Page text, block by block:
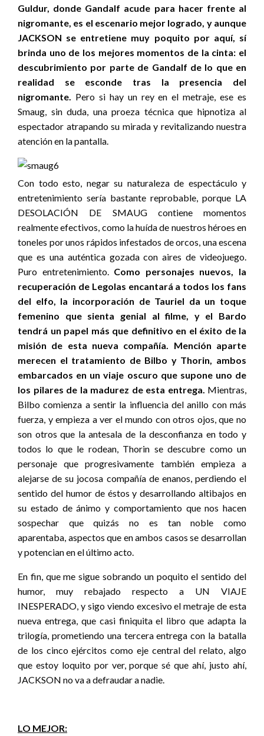
Guldur, donde Gandalf acude para hacer frente al
nigromante, es el escenario mejor logrado, y aunque
JACKSON se entretiene muy poquito por aquí, sí
brinda uno de los mejores momentos de la cinta: el
descubrimiento por parte de Gandalf de lo que en
realidad se esconde tras la presencia del
nigromante. Pero si hay un rey en el metraje, ese es
Smaug, sin duda, una proeza técnica que hipnotiza al
espectador atrapando su mirada y revitalizando nuestra
atención en la pantalla.
Con todo esto, negar su naturaleza de espectáculo y
entretenimiento sería bastante reprobable, porque LA
DESOLACIÓN DE SMAUG contiene momentos
realmente efectivos, como la huída de nuestros héroes en
toneles por unos rápidos infestados de orcos, una escena
que es una auténtica gozada con aires de videojuego.
Puro entretenimiento. Como personajes nuevos, la
recuperación de Legolas encantará a todos los fans
del elfo, la incorporación de Tauriel da un toque
femenino que sienta genial al filme, y el Bardo
tendrá un papel más que definitivo en el éxito de la
misión de esta nueva compañía. Mención aparte
merecen el tratamiento de Bilbo y Thorin, ambos
embarcados en un viaje oscuro que supone uno de
los pilares de la madurez de esta entrega. Mientras,
Bilbo comienza a sentir la influencia del anillo con más
fuerza, y empieza a ver el mundo con otros ojos, que no
son otros que la antesala de la desconfianza en todo y
todos lo que le rodean, Thorin se descubre como un
personaje que progresivamente también empieza a
alejarse de su jocosa compañía de enanos, perdiendo el
sentido del humor de éstos y desarrollando altibajos en
su estado de ánimo y comportamiento que nos hacen
sospechar que quizás no es tan noble como
aparentaba, aspectos que en ambos casos se desarrollan
y potencian en el último acto.
En fin, que me sigue sobrando un poquito el sentido del
humor, muy rebajado respecto a UN VIAJE
INESPERADO, y sigo viendo excesivo el metraje de esta
nueva entrega, que casi finiquita el libro que adapta la
trilogía, prometiendo una tercera entrega con la batalla
de los cinco ejércitos como eje central del relato, algo
que estoy loquito por ver, porque sé que ahí, justo ahí,
JACKSON no va a defraudar a nadie.
LO MEJOR: